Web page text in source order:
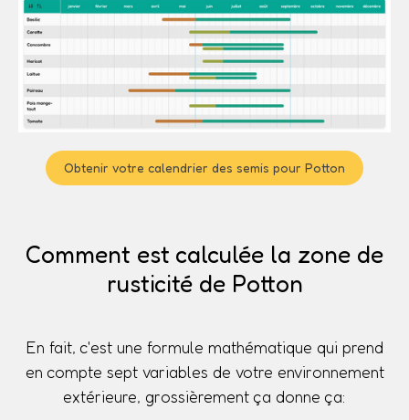
Obtenir votre calendrier des semis pour Potton
Comment est calculée la zone de
rusticité de Potton
En fait, c'est une formule mathématique qui prend
en compte sept variables de votre environnement
extérieure, grossièrement ça donne ça: